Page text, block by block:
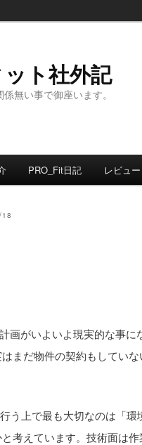
ト社外記
無い事で御座います。
PRO_Fit日記 レビュ
画がいよいよ現実的な事
まだ物件の契約もしてい
う上で最も大切なのは「
考えています。技術面は